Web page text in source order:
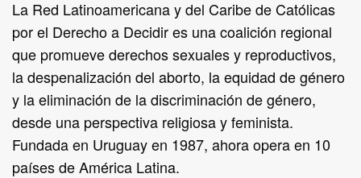
La Red Latinoamericana y del Caribe de Católicas
por el Derecho a Decidir es una coalición regional
que promueve derechos sexuales y reproductivos,
la despenalización del aborto, la equidad de género
y la eliminación de la discriminación de género,
desde una perspectiva religiosa y feminista.
Fundada en Uruguay en 1987, ahora opera en 10
países de América Latina.